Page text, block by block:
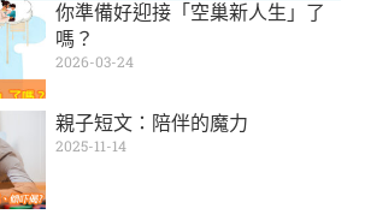
你準備好迎接「空巢新人生」了
嗎？
2026-03-24
親子短文：陪伴的魔力
2025-11-14